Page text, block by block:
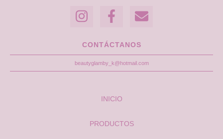
CONTÁCTANOS
beautyglamby_k@hotmail.com
INICIO
PRODUCTOS